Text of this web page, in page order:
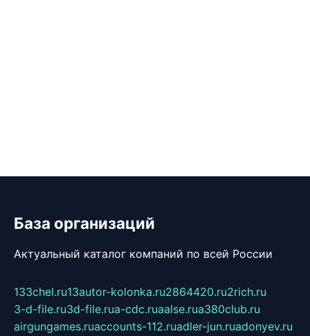
База организаций
Актуальный каталог компаний по всей России
133chel.ru13autor-kolonka.ru2864420.ru2rich.ru
3-d-file.ru3d-file.rua-cdc.ruaalse.rua380club.ru
airgungames.ruaccounts-112.ruadler-jun.ruadonyev.ru